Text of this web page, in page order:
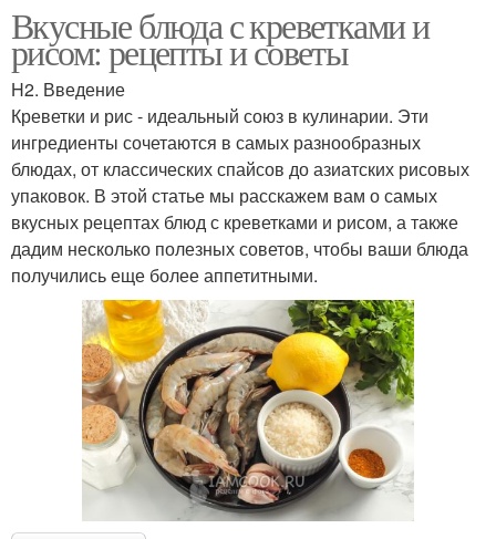
Вкусные блюда с креветками и
рисом: рецепты и советы
H2. Введение
Креветки и рис - идеальный союз в кулинарии. Эти
ингредиенты сочетаются в самых разнообразных
блюдах, от классических спайсов до азиатских рисовых
упаковок. В этой статье мы расскажем вам о самых
вкусных рецептах блюд с креветками и рисом, а также
дадим несколько полезных советов, чтобы ваши блюда
получились еще более аппетитными.